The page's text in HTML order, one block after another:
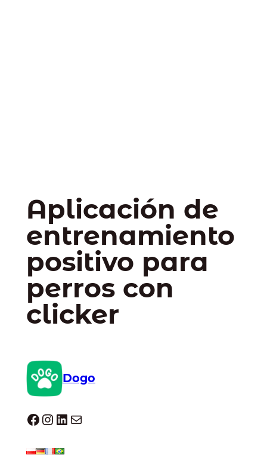
Aplicación de
entrenamiento
positivo para
perros con
clicker
Dogo
Dogo facebook InstagramLinkedIn Correo electrónico